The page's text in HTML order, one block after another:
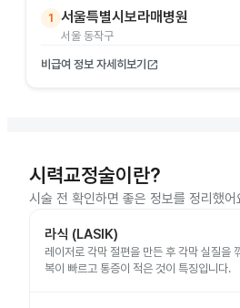
1 서울특별시보라매병원
서울 동작구
비급여 정보 자세히보기 open_in_new
시력교정술이란?
시술 전 확인하면 좋은 정보를 정리했어
라식 (LASIK)
레이저로 각막 절편을 만든 후 각막 실질을
복이 빠르고 통증이 적은 것이 특징입니다.